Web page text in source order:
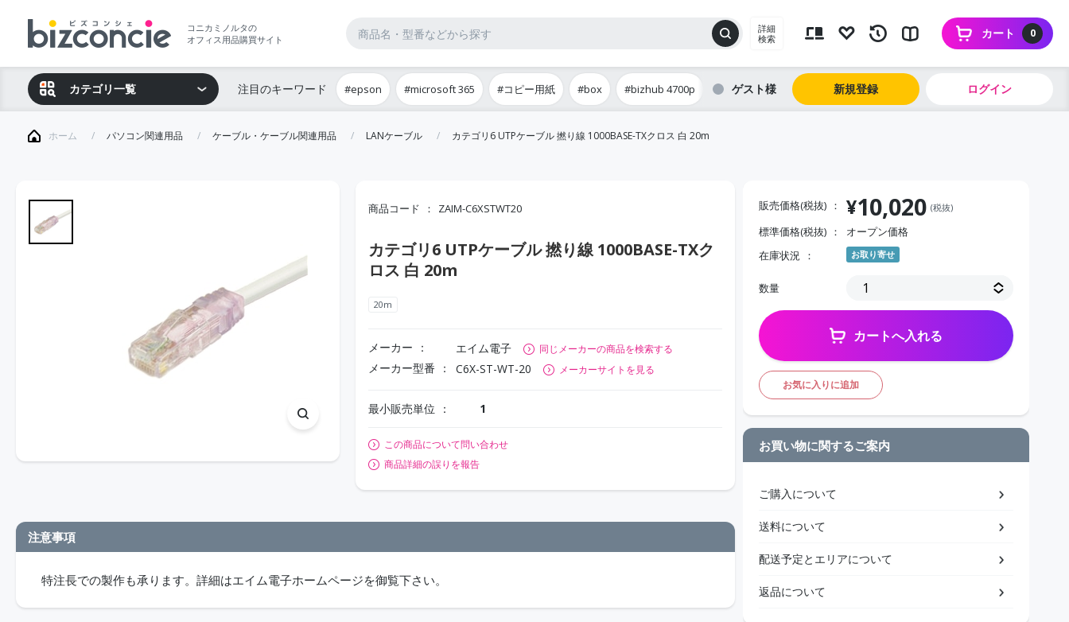
コニカミノルタの
オフィス用品購買サイト
詳細
検索
0
カート
カテゴリ一覧 注目のキーワード #epson #microsoft 365 #コピー用紙 #box #bizhub 4700p ゲスト 新規登録 ログイン
ホーム パソコン関連用品 ケーブル・ケーブル関連用品 LANケーブル カテゴリ6 UTPケーブル 撚り線 1000BASE-TXクロス 白 20m
商品コード ZAIM-C6XSTWT20
カテゴリ6 UTPケーブル 撚り線 1000BASE-TXク
ロス 白 20m
20m
メーカー エイム電子 同じメーカーの商品を検索する
メーカー型番 C6X-ST-WT-20 メーカーサイトを見る
最小販売単位 1
この商品について問い合わせ
商品詳細の誤りを報告
注意事項
特注長での製作も承ります。詳細はエイム電子ホームページを御覧下さい。
販売価格(税抜) ¥10,020 (税抜)
標準価格(税抜)
オープン価格
在庫状況
お取り寄せ
数量
カートへ入れる
お気に入りに追加
お買い物に関するご案内
ご購入について
送料について
配送予定とエリアについて
返品について